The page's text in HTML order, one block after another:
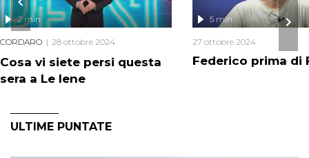
Cosa vi siete persi questa
sera a Le Iene
2 min
CORDARO 28 ottobre 2024
Federico prima di
5 min
27 ottobre 2024
ULTIME PUNTATE